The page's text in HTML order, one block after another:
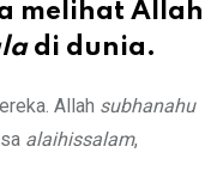
melihat Allah
di dunia.
Allah subhanahu
alaihissalam,